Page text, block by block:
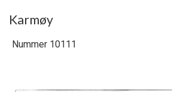
Karmøy
Nummer 10111